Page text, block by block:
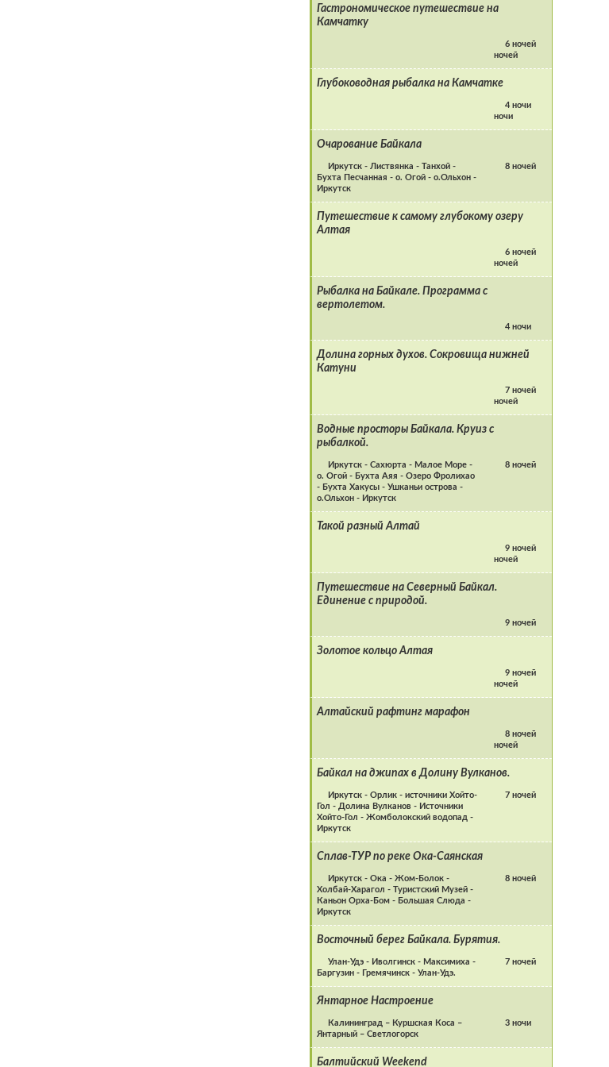
Гастрономическое путешествие на
Камчатку
6 ночей
ночей
Глубоководная рыбалка на Камчатке
4 ночи
ночи
Очарование Байкала
Иркутск - Листвянка - Танхой -
Бухта Песчанная - о. Огой - о.Ольхон -
Иркутск
8 ночей
Путешествие к самому глубокому озеру
Алтая
6 ночей
ночей
Рыбалка на Байкале. Программа с
вертолетом.
4 ночи
Долина горных духов. Сокровища нижней
Катуни
7 ночей
ночей
Водные просторы Байкала. Круиз с
рыбалкой.
Иркутск - Сахюрта - Малое Море -
о. Огой - Бухта Аяя - Озеро Фролихао
- Бухта Хакусы - Ушканьи острова -
о.Ольхон - Иркутск
8 ночей
Такой разный Алтай
9 ночей
ночей
Путешествие на Северный Байкал.
Единение с природой.
9 ночей
Золотое кольцо Алтая
9 ночей
ночей
Алтайский рафтинг марафон
8 ночей
ночей
Байкал на джипах в Долину Вулканов.
Иркутск - Орлик - источники Хойто-
Гол - Долина Вулканов - Источники
Хойто-Гол - Жомболокский водопад -
Иркутск
7 ночей
Сплав-ТУР по реке Ока-Саянская
Иркутск - Ока - Жом-Болок -
Холбай-Харагол - Туристский Музей -
Каньон Орха-Бом - Большая Слюда -
Иркутск
8 ночей
Восточный берег Байкала. Бурятия.
Улан-Удэ - Иволгинск - Максимиха -
Баргузин - Гремячинск - Улан-Удэ.
7 ночей
Янтарное Настроение
Калининград – Куршская Коса –
Янтарный – Светлогорск
3 ночи
Балтийский Weekend